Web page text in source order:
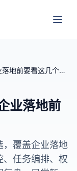
好用的云控软件怎么选？企业落地前要看这几个关键点
业落地前
，覆盖企业落地
、任务编排、权